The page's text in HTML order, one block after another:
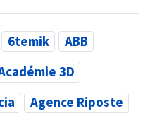
6temik
ABB
3D
Agence Riposte